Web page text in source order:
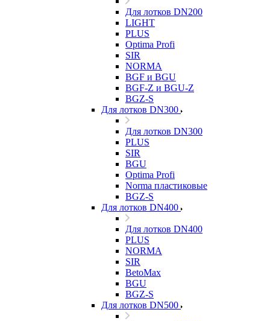
Для лотков DN200
LIGHT
PLUS
Optima Profi
SIR
NORMA
BGF и BGU
BGF-Z и BGU-Z
BGZ-S
Для лотков DN300
Для лотков DN300
PLUS
SIR
BGU
Optima Profi
Norma пластиковые
BGZ-S
Для лотков DN400
Для лотков DN400
PLUS
NORMA
SIR
BetoMax
BGU
BGZ-S
Для лотков DN500